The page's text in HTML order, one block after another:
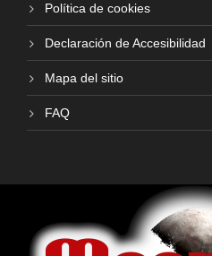
Política de cookies
Declaración de Accesibilidad
Mapa del sitio
FAQ